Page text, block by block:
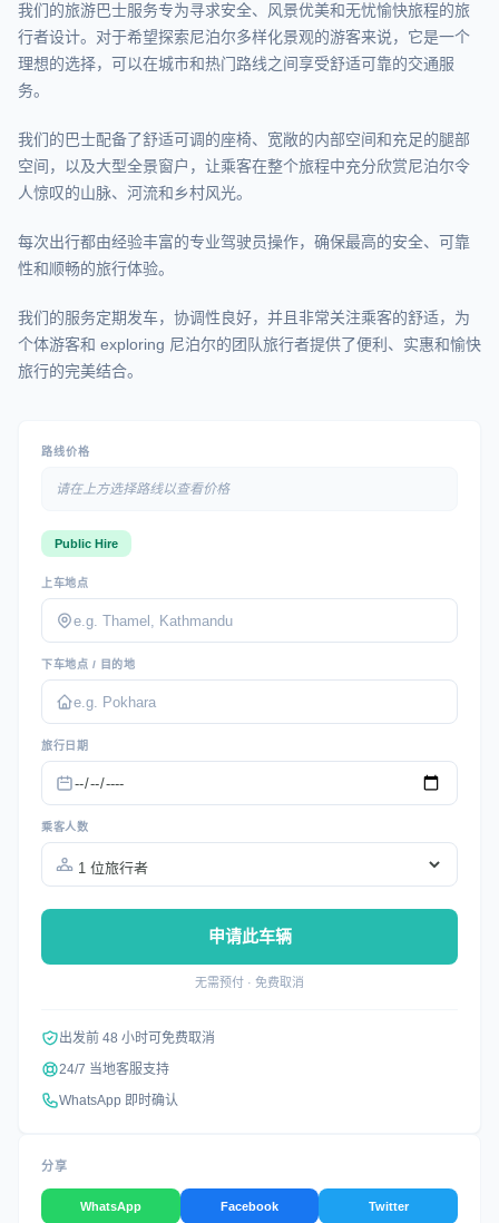
我们的旅游巴士服务专为寻求安全、风景优美和无忧愉快旅程的旅
行者设计。对于希望探索尼泊尔多样化景观的游客来说，它是一个
理想的选择，可以在城市和热门路线之间享受舒适可靠的交通服
务。
我们的巴士配备了舒适可调的座椅、宽敞的内部空间和充足的腿部
空间，以及大型全景窗户，让乘客在整个旅程中充分欣赏尼泊尔令
人惊叹的山脉、河流和乡村风光。
每次出行都由经验丰富的专业驾驶员操作，确保最高的安全、可靠
性和顺畅的旅行体验。
我们的服务定期发车，协调性良好，并且非常关注乘客的舒适，为
个体游客和 exploring 尼泊尔的团队旅行者提供了便利、实惠和愉快
旅行的完美结合。
路线价格
请在上方选择路线以查看价格
Public Hire
上车地点
下车地点 / 目的地
旅行日期
乘客人数
申请此车辆
无需预付 · 免费取消
出发前 48 小时可免费取消
24/7 当地客服支持
WhatsApp 即时确认
分享
WhatsApp Facebook Twitter